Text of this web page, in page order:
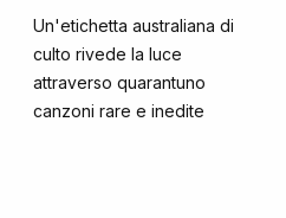
Un'etichetta australiana di
culto rivede la luce
attraverso quarantuno
canzoni rare e inedite